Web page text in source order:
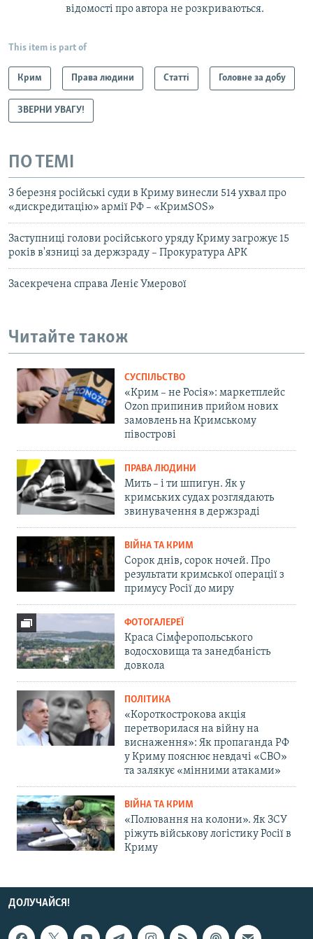
відомості про автора не розкриваються.
This item is part of
Крим Права людини Статті Головне за добу
ЗВЕРНИ УВАГУ!
ПО ТЕМІ
З березня російські суди в Криму винесли 514 ухвал про
«дискредитацію» армії РФ – «КримSOS»
Заступниці голови російського уряду Криму загрожує 15
років в'язниці за держзраду – Прокуратура АРК
Засекречена справа Леніє Умерової
Читайте також
СУСПІЛЬСТВО
«Крим – не Росія»: маркетплейс
Ozon припинив прийом нових
замовлень на Кримському
півострові
ПРАВА ЛЮДИНИ
Мить – і ти шпигун. Як у
кримських судах розглядають
звинувачення в держзраді
ВІЙНА ТА КРИМ
Сорок днів, сорок ночей. Про
результати кримської операції з
примусу Росії до миру
ФОТОГАЛЕРЕЇ
Краса Сімферопольського
водосховища та занедбаність
довкола
ПОЛІТИКА
«Короткострокова акція
перетворилася на війну на
виснаження»: Як пропаганда РФ
у Криму пояснює невдачі «СВО»
та залякує «мінними атаками»
ВІЙНА ТА КРИМ
«Полювання на колони». Як ЗСУ
ріжуть військову логістику Росії в
Криму
ДОЛУЧАЙСЯ!